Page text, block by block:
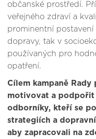
občanské prostředí.
veřejného zdraví a
prominentní
dopravy, tak v
používaných pro
opatření.
Cílem kampaně
motivovat a podpořit
odborníky, kteří se
strategiích a
aby zapracovali na